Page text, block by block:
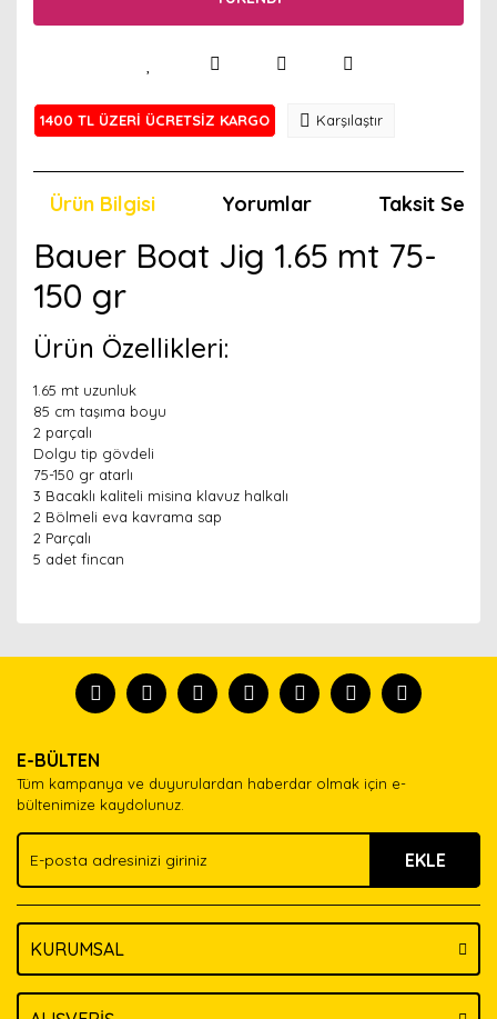
1400 TL ÜZERİ ÜCRETSİZ KARGO Karşılaştır
Ürün Bilgisi Yorumlar Taksit
Bauer Boat Jig 1.65 mt 75-
150 gr
Ürün Özellikleri:
1.65 mt uzunluk
85 cm taşıma boyu
2 parçalı
Dolgu tip gövdeli
75-150 gr atarlı
3 Bacaklı kaliteli misina klavuz halkalı
2 Bölmeli eva kavrama sap
2 Parçalı
5 adet fincan
tanısın.
formunu kullanarak tarafımıza iletebilirsiniz.
Görüş ve önerileriniz için teşekkür ederiz.
Ürün açıklamasında eksik bilgiler bulunuyor.
Ürün bilgilerinde hatalar bulunuyor.
Ürün fiyatı diğer sitelerden daha pahalı.
Bu ürüne benzer farklı alternatifler olmalı.
E-BÜLTEN
Tüm kampanya ve duyurulardan haberdar olmak için e-
bültenimize kaydolunuz.
EKLE
KURUMSAL